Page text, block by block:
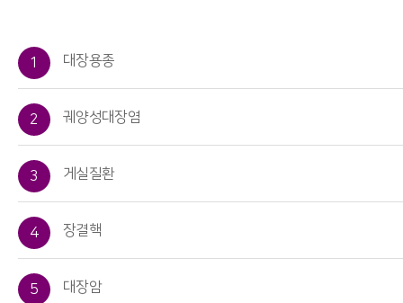
1 대장용종
2 궤양성대장염
3 게실질환
4 장결핵
5 대장암